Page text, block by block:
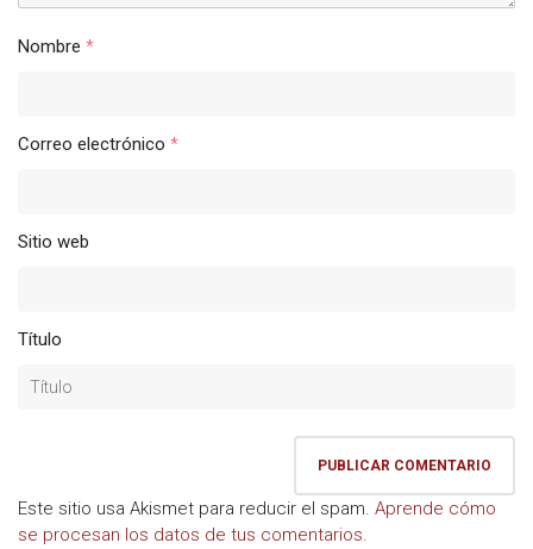
Nombre *
Correo electrónico *
Sitio web
Título
Este sitio usa Akismet para reducir el spam. Aprende cómo
se procesan los datos de tus comentarios.